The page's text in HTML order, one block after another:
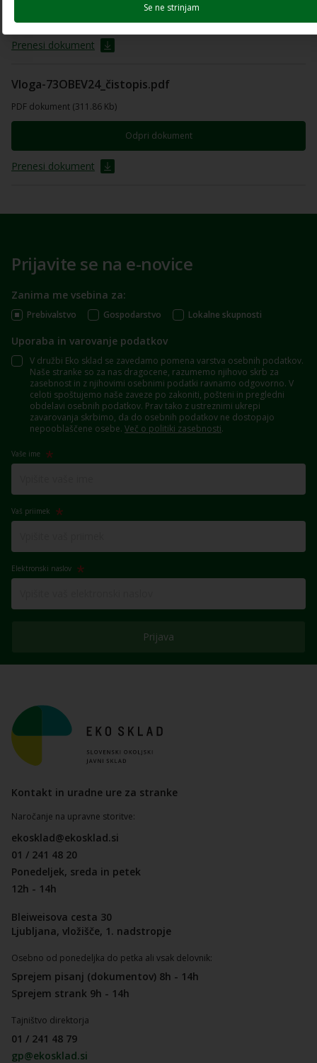
Odpri dokument
Prenesi dokument
Vloga-73OBEV24_čistopis.pdf
PDF dokument (311.86 Kb)
Odpri dokument
Prenesi dokument
Prijavite se na e-novice
Zanima me vsebina za:
Prebivalstvo Gospodarstvo Lokalne skupnosti
Uporaba in varovanje podatkov
V družbi Eko sklad se zavedamo pomena varstva osebnih podatkov.
Naše stranke so za nas dragocene, razumemo njihovo skrb za
zasebnost in z njihovimi osebnimi podatki ravnamo odgovorno. V
celoti spoštujemo naše zaveze po zakoniti, pošteni in pregledni
obdelavi osebnih podatkov. Prav tako z ustreznimi ukrepi
zavarovanja skrbimo, da do osebnih podatkov ne dostopajo
nepooblaščene osebe. Več o politiki zasebnosti.
Vaše ime
Vaš priimek
Elektronski naslov
Prijava
Kontakt in uradne ure za stranke
Naročanje na upravne storitve:
ekosklad@ekosklad.si
01 / 241 48 20
Ponedeljek, sreda in petek
12h - 14h
Bleiweisova cesta 30
Ljubljana, vložišče, 1. nadstropje
Osebno od ponedeljka do petka ali vsak delovnik:
Sprejem pisanj (dokumentov) 8h - 14h
Sprejem strank 9h - 14h
Tajništvo direktorja
01 / 241 48 79
gp@ekosklad.si
Se ne strinjam